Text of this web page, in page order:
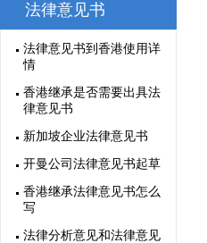
法律意见书
法律意见书到香港使用详
情
香港继承是否需要出具法
律意见书
新加坡企业法律意见书
开曼公司法律意见书起草
香港继承法律意见书怎么
写
法律分析意见和法律意见